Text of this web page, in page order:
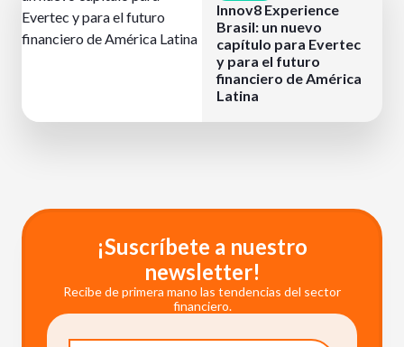
Innov8 Experience
Brasil: un nuevo
capítulo para Evertec
y para el futuro
financiero de América
Latina
¡Suscríbete a nuestro
newsletter!
Recibe de primera mano las tendencias del sector
financiero.